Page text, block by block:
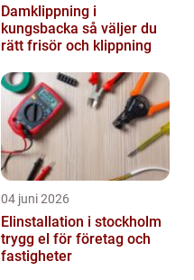
Damklippning i
kungsbacka så väljer du
rätt frisör och klippning
04 juni 2026
Elinstallation i stockholm
trygg el för företag och
fastigheter